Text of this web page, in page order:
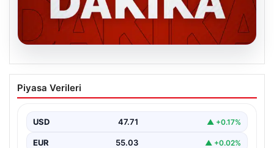
06.08.2026
MGK’den 8 maddelik kritik bildiri: Dikkat
çeken ‘Terörsüz Bölge’ vurgusu
Piyasa Verileri
USD 47.71 ▲ +0.17%
EUR 55.03 ▲ +0.02%